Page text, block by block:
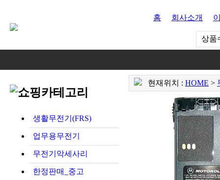
홈 회사소개
상품
생활무전기(FRS)
업무용무전기
무전기악세사리
한정판매_중고
현재위치 : HOME >